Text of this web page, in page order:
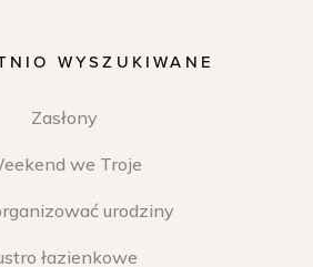
WYSZUKIWANE
Zasłony
we Troje
urodziny
łazienkowe